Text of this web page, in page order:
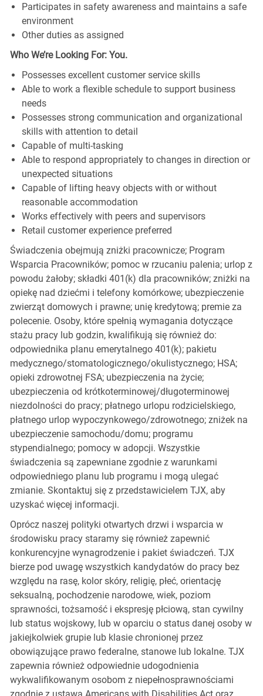
Participates in safety awareness and maintains a safe
environment
Other duties as assigned
Who We’re Looking For: You.
Possesses excellent customer service skills
Able to work a flexible schedule to support business
needs
Possesses strong communication and organizational
skills with attention to detail
Capable of multi-tasking
Able to respond appropriately to changes in direction or
unexpected situations
Capable of lifting heavy objects with or without
reasonable accommodation
Works effectively with peers and supervisors
Retail customer experience preferred
Świadczenia obejmują zniżki pracownicze; Program
Wsparcia Pracowników; pomoc w rzucaniu palenia; urlop z
powodu żałoby; składki 401(k) dla pracowników; zniżki na
opiekę nad dziećmi i telefony komórkowe; ubezpieczenie
zwierząt domowych i prawne; unię kredytową; premie za
polecenie. Osoby, które spełnią wymagania dotyczące
stażu pracy lub godzin, kwalifikują się również do:
odpowiednika planu emerytalnego 401(k); pakietu
medycznego/stomatologicznego/okulistycznego; HSA;
opieki zdrowotnej FSA; ubezpieczenia na życie;
ubezpieczenia od krótkoterminowej/długoterminowej
niezdolności do pracy; płatnego urlopu rodzicielskiego,
płatnego urlop wypoczynkowego/zdrowotnego; zniżek na
ubezpieczenie samochodu/domu; programu
stypendialnego; pomocy w adopcji. Wszystkie
świadczenia są zapewniane zgodnie z warunkami
odpowiedniego planu lub programu i mogą ulegać
zmianie. Skontaktuj się z przedstawicielem TJX, aby
uzyskać więcej informacji.
Oprócz naszej polityki otwartych drzwi i wsparcia w
środowisku pracy staramy się również zapewnić
konkurencyjne wynagrodzenie i pakiet świadczeń. TJX
bierze pod uwagę wszystkich kandydatów do pracy bez
względu na rasę, kolor skóry, religię, płeć, orientację
seksualną, pochodzenie narodowe, wiek, poziom
sprawności, tożsamość i ekspresję płciową, stan cywilny
lub status wojskowy, lub w oparciu o status danej osoby w
jakiejkolwiek grupie lub klasie chronionej przez
obowiązujące prawo federalne, stanowe lub lokalne. TJX
zapewnia również odpowiednie udogodnienia
wykwalifikowanym osobom z niepełnosprawnościami
zgodnie z ustawą Americans with Disabilities Act oraz